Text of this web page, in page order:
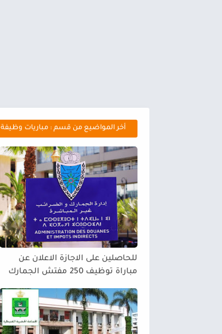
أخر المواضيع من قسم : مباريات وظيفة
للحاصلين على الاجازة الاعلان عن
مباراة توظيف 250 مفتش الجمارك
والمالية